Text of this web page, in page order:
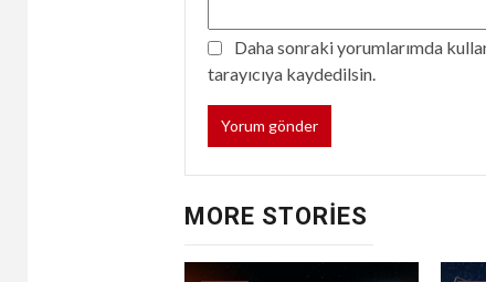
Daha sonraki yorumlarımda
tarayıcıya kaydedilsin.
MORE STORIES